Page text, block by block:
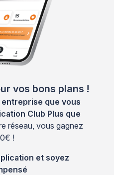
vos bons plans !
entreprise que vous
Club Plus que
réseau, vous gagnez
!
et soyez